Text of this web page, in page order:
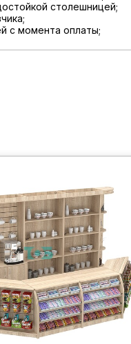
столешницей;
с момента оплаты;